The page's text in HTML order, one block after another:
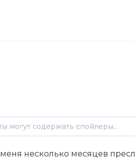
могут содержать спойлеры...
несколько месяцев